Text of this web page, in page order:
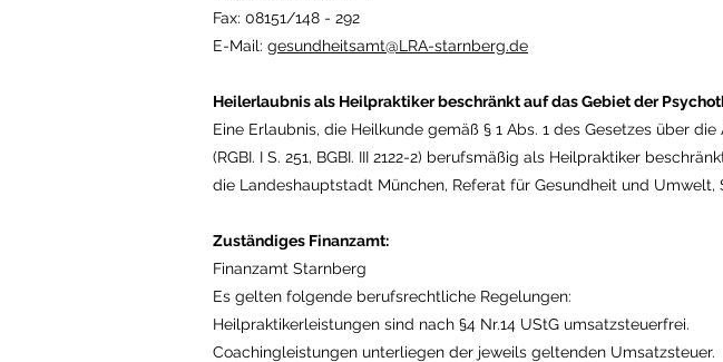
Fax: 08151/148 - 292
E-Mail: gesundheitsamt@LRA-starnberg.de
Heilerlaubnis als Heilpraktiker beschränkt auf das Gebiet der
Eine Erlaubnis, die Heilkunde gemäß § 1 Abs. 1 des Gesetzes über
(RGBI. I S. 251, BGBI. III 2122-2) berufsmäßig als Heilpraktiker
die Landeshauptstadt München, Referat für Gesundheit und Umwelt,
Zuständiges Finanzamt:
Finanzamt Starnberg
Es gelten folgende berufsrechtliche Regelungen:
Heilpraktikerleistungen sind nach §4 Nr.14 UStG umsatzsteuerfrei.
Coachingleistungen unterliegen der jeweils geltenden Umsatzsteuer.